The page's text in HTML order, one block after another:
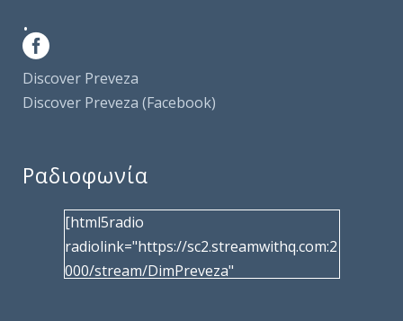
.
Discover Preveza
Discover Preveza (Facebook)
Ραδιοφωνία
[html5radio
radiolink="https://sc2.streamwithq.com:2
000/stream/DimPreveza"